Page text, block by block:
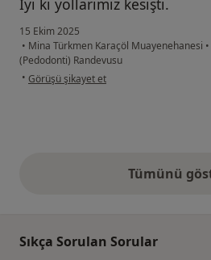
İyi ki yollarımız kesişti.
15 Ekim 2025
• Mina Türkmen Karaçöl Muayenehanesi •
(Pedodonti) Randevusu
• kullanıcının görüşüne göre m.....
Görüşü şikayet et
Tümünü
Sıkça Sorulan Sorular